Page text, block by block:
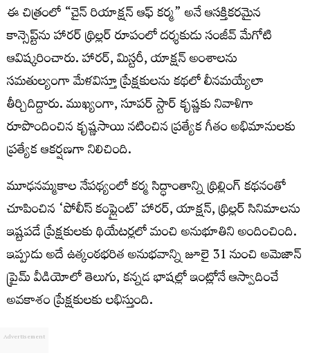
ఈ చిత్రంలో “చైన్ రియాక్షన్ ఆఫ్ కర్మ” అనే ఆసక్తికరమైన
కాన్సెప్ట్‌ను హారర్ థ్రిల్లర్ రూపంలో దర్శకుడు సంజీవ్ మేగోటి
ఆవిష్కరించారు. హారర్, మిస్టరీ, యాక్షన్ అంశాలను
సమతుల్యంగా మేళవిస్తూ ప్రేక్షకులను కథలో లీనమయ్యేలా
తీర్చిదిద్దారు. ముఖ్యంగా, సూపర్ స్టార్ కృష్ణకు నివాళిగా
రూపొందించిన కృష్ణసాయి నటించిన ప్రత్యేక గీతం అభిమానులకు
ప్రత్యేక ఆకర్షణగా నిలిచింది.
మూఢనమ్మకాల నేపథ్యంలో కర్మ సిద్ధాంతాన్ని థ్రిల్లింగ్ కథనంతో
చూపించిన ‘పోలీస్ కంప్లైంట్’ హారర్, యాక్షన్, థ్రిల్లర్ సినిమాలను
ఇష్టపడే ప్రేక్షకులకు థియేటర్లలో మంచి అనుభూతిని అందించింది.
ఇప్పుడు అదే ఉత్కంఠభరిత అనుభవాన్ని జూలై 31 నుంచి అమెజాన్
ప్రైమ్ వీడియోలో తెలుగు, కన్నడ భాషల్లో ఇంట్లోనే ఆస్వాదించే
అవకాశం ప్రేక్షకులకు లభిస్తుంది.